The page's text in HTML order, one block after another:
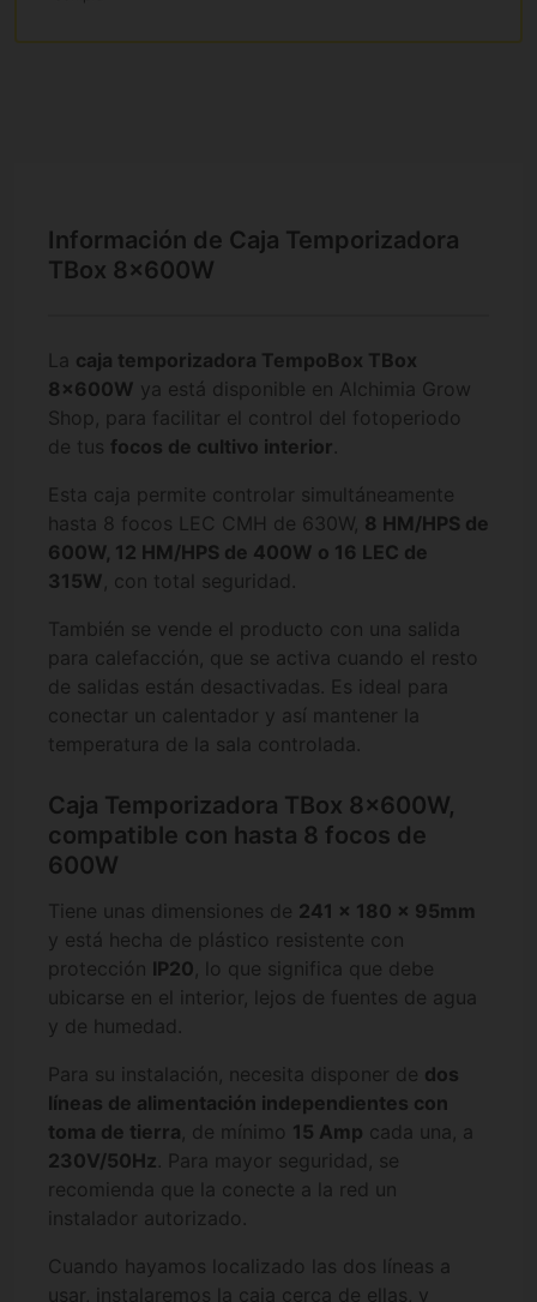
Información de Caja Temporizadora
TBox 8x600W
La caja temporizadora TempoBox TBox
8x600W ya está disponible en Alchimia Grow
Shop, para facilitar el control del fotoperiodo
de tus focos de cultivo interior.
Esta caja permite controlar simultáneamente
hasta 8 focos LEC CMH de 630W, 8 HM/HPS de
600W, 12 HM/HPS de 400W o 16 LEC de
315W, con total seguridad.
También se vende el producto con una salida
para calefacción, que se activa cuando el resto
de salidas están desactivadas. Es ideal para
conectar un calentador y así mantener la
temperatura de la sala controlada.
Caja Temporizadora TBox 8x600W,
compatible con hasta 8 focos de
600W
Tiene unas dimensiones de 241 x 180 x 95mm
y está hecha de plástico resistente con
protección IP20, lo que significa que debe
ubicarse en el interior, lejos de fuentes de agua
y de humedad.
Para su instalación, necesita disponer de dos
líneas de alimentación independientes con
toma de tierra, de mínimo 15 Amp cada una, a
230V/50Hz. Para mayor seguridad, se
recomienda que la conecte a la red un
instalador autorizado.
Cuando hayamos localizado las dos líneas a
usar, instalaremos la caja cerca de ellas, y